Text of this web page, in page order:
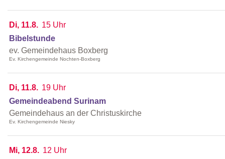
Di, 11.8. 15 Uhr
Bibelstunde
ev. Gemeindehaus Boxberg
Ev. Kirchengemeinde Nochten-Boxberg
Di, 11.8. 19 Uhr
Gemeindeabend Surinam
Gemeindehaus an der Christuskirche
Ev. Kirchengemeinde Niesky
Mi, 12.8. 12 Uhr